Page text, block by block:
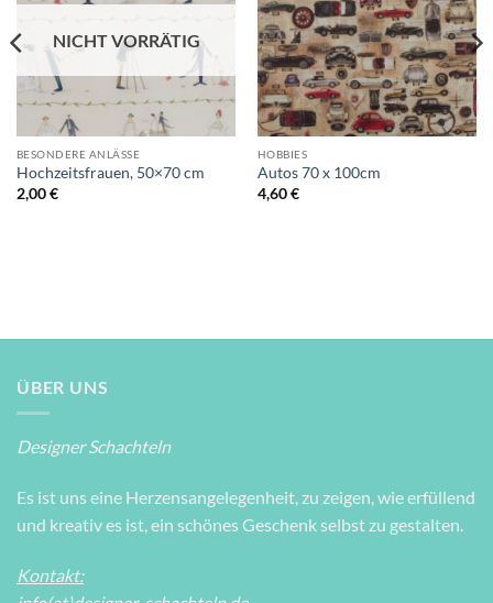
NICHT VORRÄTIG
BESONDERE ANLÄSSE
Hochzeitsfrauen, 50×70 cm
2,00€
HOBBIES
Autos 70 x 100cm
4,60€
ÜBER UNS
Designer Schachteln
Es ist uns eine Herzensangelegenheit, zu zeigen, wie erfüllend
und kreativ es ist, ein schönes Geschenk selbst zu gestalten.
Kontakt: